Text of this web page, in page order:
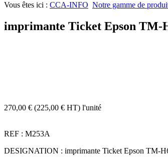
Vous êtes ici : CCA-INFO Notre gamme de
imprimante Ticket Epson TM-
270,00 € (225,00 € HT) l'unité
REF : M253A
DESIGNATION : imprimante Ticket Epson TM-